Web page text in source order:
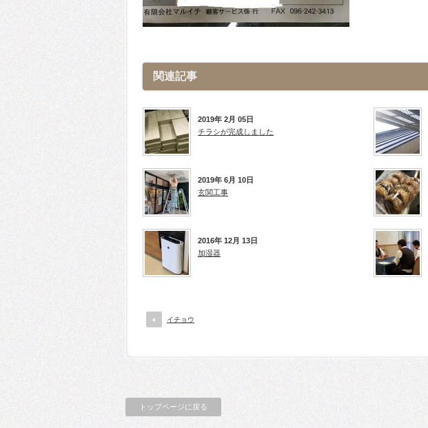
関連記事
2019年 2月 05日
チラシが完成しました
2019年 6月 10日
玄関工事
2016年 12月 13日
加湿器
イチョウ
トップページに戻る